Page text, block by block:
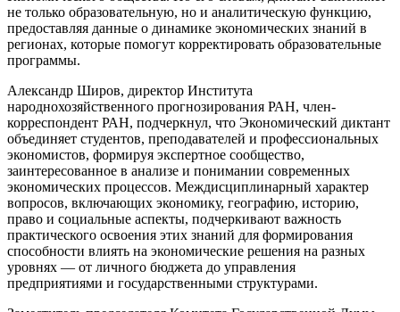
не только образовательную, но и аналитическую функцию,
предоставляя данные о динамике экономических знаний в
регионах, которые помогут корректировать образовательные
программы.
Александр Широв, директор Института
народнохозяйственного прогнозирования РАН, член-
корреспондент РАН, подчеркнул, что Экономический диктант
объединяет студентов, преподавателей и профессиональных
экономистов, формируя экспертное сообщество,
заинтересованное в анализе и понимании современных
экономических процессов. Междисциплинарный характер
вопросов, включающих экономику, географию, историю,
право и социальные аспекты, подчеркивают важность
практического освоения этих знаний для формирования
способности влиять на экономические решения на разных
уровнях — от личного бюджета до управления
предприятиями и государственными структурами.